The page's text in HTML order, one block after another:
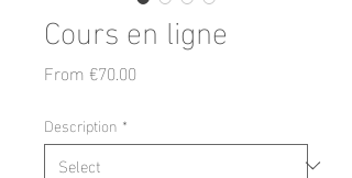
Cours en ligne
From €70.00
Description *